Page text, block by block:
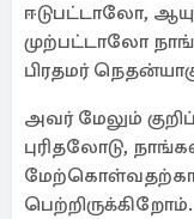
ஈடுபட்டாலோ,
முற்பட்டாலோ
பிரதமர்
அவர் மேலும்
புரிதலோடு,
மேற்கொள்வதற்கான
பெற்றிருக்கிறோம்.